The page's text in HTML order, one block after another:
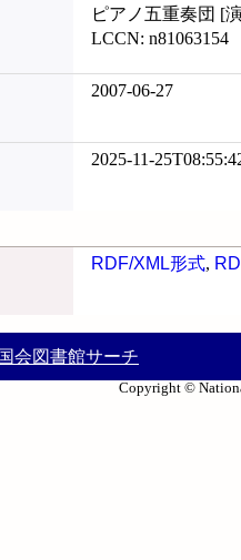
ピアノ五重奏団 [
LCCN: n81063154
2007-06-27
2025-11-
RDF/XML形式,
会図書館サーチ
Copyright ©